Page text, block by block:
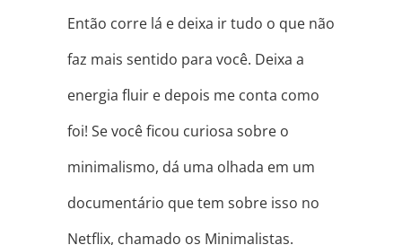
Então corre lá e deixa ir tudo o que não
faz mais sentido para você. Deixa a
energia fluir e depois me conta como
foi! Se você ficou curiosa sobre o
minimalismo, dá uma olhada em um
documentário que tem sobre isso no
Netflix, chamado os Minimalistas.